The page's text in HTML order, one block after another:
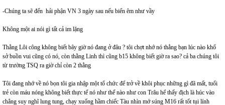
-Chúng ta sẽ đến hải phận VN 3 ngày sau nếu biển êm như vầy
Không một ai nói gì tất cả im lặng
Thằng Lôi công không biết bây giờ nó đang ở đâu ? tôi chợt nhớ nó thằng bạn lúc nào khổ
sở buồn vui cũng có nó, còn thằng Linh thì cũng b15 không biết giờ ra sao? cả ba chúng tôi
từ trường TSQ ra giờ chỉ còn 2 thằng
Tôi đang nhớ về nó bọn tôi gia nhập một tổ chức để trở về khôi phục những gì đã mất, tuổi
trẻ còn máu nóng không biết thực tế nó như thế nào như con Trâu hể thấy địch là húc vào
chẳng suy nghĩ lung tung, chạy xuống hầm chiếc Tàu nhìn mớ súng M16 rất tốt tụi lính